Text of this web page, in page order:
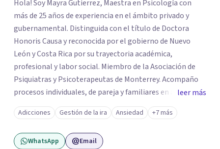
Hola! Soy Mayra Gutierrez, Maestra en Psicología con
más de 25 años de experiencia en el ámbito privado y
gubernamental. Distinguida con el título de Doctora
Honoris Causa y reconocida por el gobierno de Nuevo
León y Costa Rica por su trayectoria académica,
profesional y labor social. Miembro de la Asociación de
Psiquiatras y Psicoterapeutas de Monterrey. Acompaño
procesos individuales, de pareja y familiares en áreas
como psicotrauma, estrés, duelo, ansiedad, depresión y
desarrollo humano. Trabajo desde un enfoque integrador
que combina lo mejor de distintos modelos: Gestalt,
mindfulness, terapia cognitivo-conductual, hipnosis
leer más
Adicciones Gestión de la ira Ansiedad +7 más
WhatsApp Email